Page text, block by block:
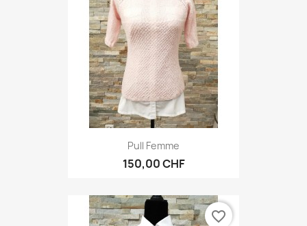
Pull Femme
150,00 CHF
favorite_border